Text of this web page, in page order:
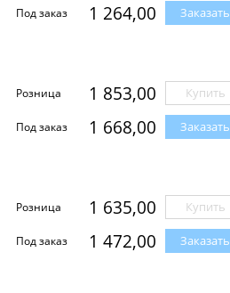
Под заказ 1 264,00 Заказать
Розница 1 853,00 Купить
Под заказ 1 668,00 Заказать
Розница 1 635,00 Купить
Под заказ 1 472,00 Заказать